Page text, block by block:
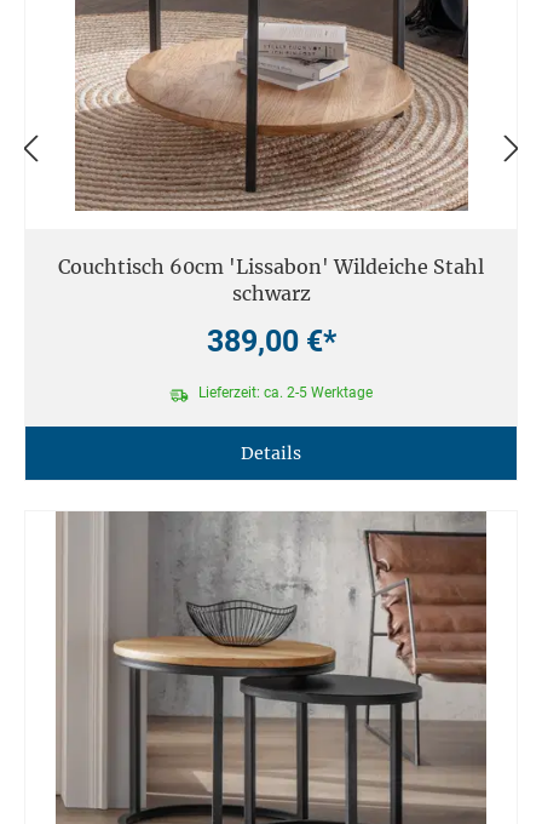
Couchtisch 60cm 'Lissabon' Wildeiche Stahl
schwarz
389,00 €*
Lieferzeit: ca. 2-5 Werktage
Details